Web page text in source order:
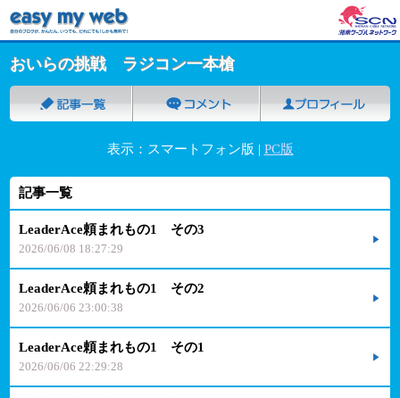
おいらの挑戦 ラジコン一本槍
表示：スマートフォン版 | PC版
記事一覧
LeaderAce頼まれもの1 その3
2026/06/08 18:27:29
LeaderAce頼まれもの1 その2
2026/06/06 23:00:38
LeaderAce頼まれもの1 その1
2026/06/06 22:29:28